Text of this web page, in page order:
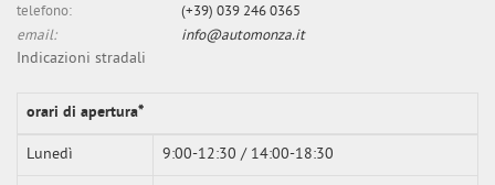
telefono:
(+39) 039 246 0365
email:
info@automonza.it
Indicazioni stradali
orari di apertura*
Lunedì 9:00-12:30 / 14:00-18:30